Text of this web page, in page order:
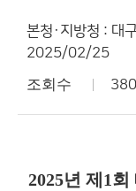
본청·지방청 : 대
2025/02/25
조회수
2025년 제1